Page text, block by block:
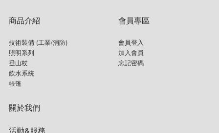
商品介紹
技術裝備 (工業/消防)
照明系列
登山杖
飲水系統
帳篷
會員專區
會員登入
加入會員
忘記密碼
關於我們
活動&服務